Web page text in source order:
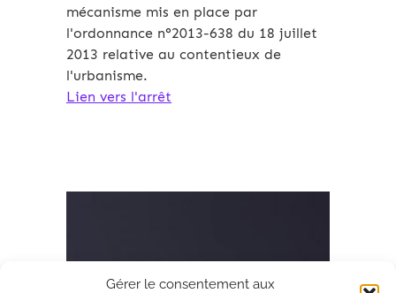
Gérer le consentement aux
mécanisme mis en place par
l'ordonnance n°2013-638 du 18 juillet
2013 relative au contentieux de
l'urbanisme.
Lien vers l'arrêt